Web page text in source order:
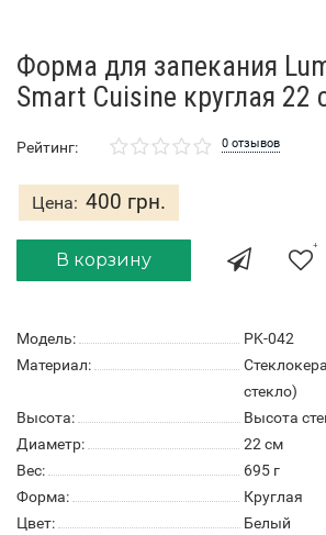
Форма для запекания
Smart Cuisine круглая 22
Рейтинг: 0 отзывов
Цена: 400 грн.
В корзину
Модель:
PK-042
Материал:
стекло)
Высота:
Высота
Диаметр:
22 см
Вес:
695 г
Форма:
Круглая
Цвет:
Белый